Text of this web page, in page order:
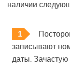
наличии
записывают
даты. Зачастую